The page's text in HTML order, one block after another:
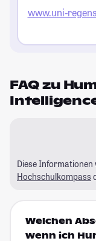
www.uni-
FAQ zu
Diese
Hochschulkompass
Welchen
wenn ich